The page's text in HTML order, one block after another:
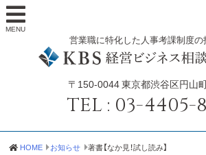
MENU
営業職に特化した人事考課制度の
〒150-0044東京都渋谷区円山
TEL : 03-4405-
HOME お知らせ 著書【なか見！試し読み】